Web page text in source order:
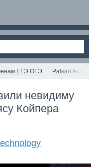
ЕГЭ ОГЭ Palsan
невидиму
Койпера